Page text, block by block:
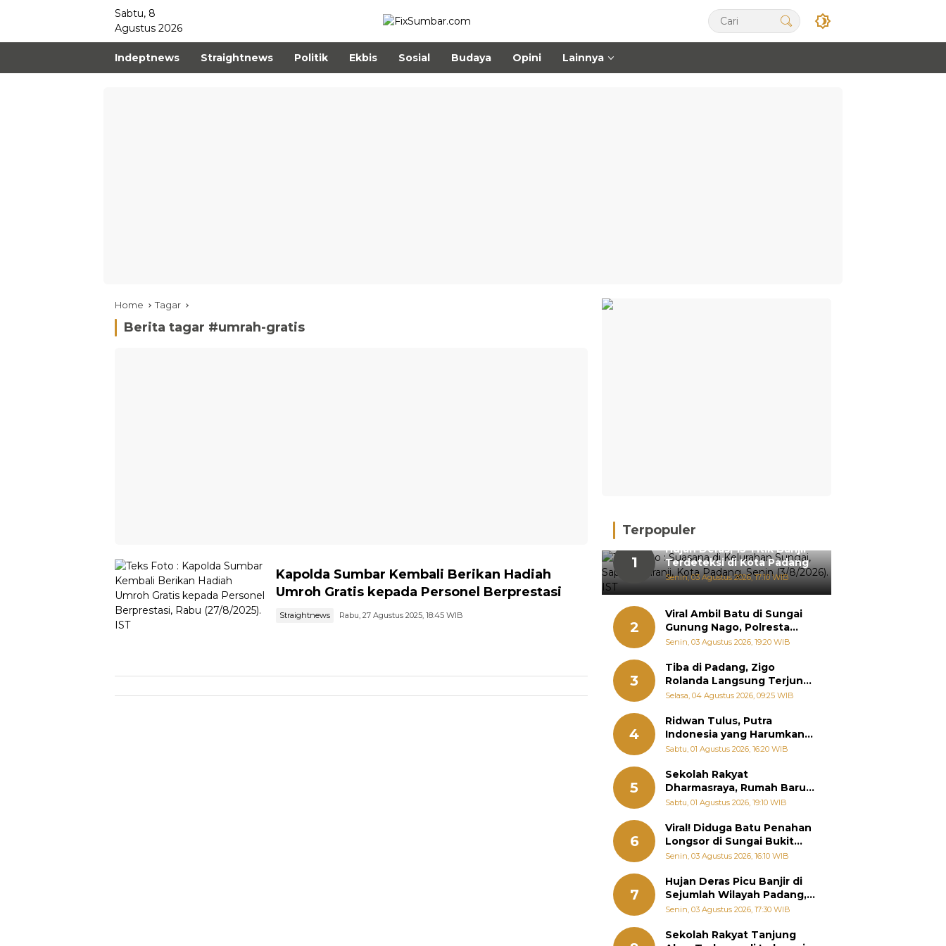
Sabtu, 8
Agustus 2026
Indeptnews Straightnews Politik Ekbis Sosial Budaya Opini Lainnya
Home Tagar
Berita tagar #umrah-gratis
Kapolda Sumbar Kembali Berikan Hadiah
Umroh Gratis kepada Personel Berprestasi
Straightnews Rabu, 27 Agustus 2025, 18:45 WIB
Terpopuler
1
Hujan Deras, 15 Titik Banjir
Terdeteksi di Kota Padang
Senin, 03 Agustus 2026, 17:10 WIB
2
Viral Ambil Batu di Sungai
Gunung Nago, Polresta
Padang Ungkap Fakta
Senin, 03 Agustus 2026, 19:20 WIB
3
Tiba di Padang, Zigo
Rolanda Langsung Terjun
Bantu Warga Terdampak
Selasa, 04 Agustus 2026, 09:25 WIB
4
Ridwan Tulus, Putra
Indonesia yang Harumkan
Nama Bangsa hingga
Jepang
Sabtu, 01 Agustus 2026, 16:20 WIB
5
Sekolah Rakyat
Dharmasraya, Rumah Baru
268 Anak Menggapai Mimpi
Kemiskinan
Sabtu, 01 Agustus 2026, 19:10 WIB
6
Viral! Diduga Batu Penahan
Longsor di Sungai Bukit
Nago Padang Diambil, Warga
Senin, 03 Agustus 2026, 16:10 WIB
7
Hujan Deras Picu Banjir di
Sejumlah Wilayah Padang,
Fadly Amran Perintahkan
Senin, 03 Agustus 2026, 17:30 WIB
Sekolah Rakyat Tanjung